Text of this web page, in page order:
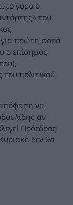
γύρο ο
του
για πρώτη φορά
ο επίσημος
πολιτικού
να
αν
Πρόεδρος
δεν θα